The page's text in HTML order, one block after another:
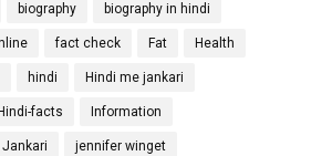
biography biography in hindi
fact check Fat Health
hindi Hindi me jankari
facts Information
Jankari jennifer winget